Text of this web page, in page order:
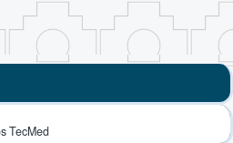
TecMed